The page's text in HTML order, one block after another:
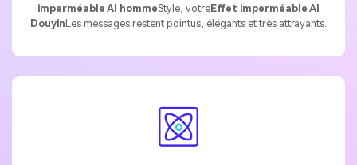
imperméable AI hommeStyle, votre Effet imperméable AI
Douyin Les messages restent pointus, élégants et très attrayants.